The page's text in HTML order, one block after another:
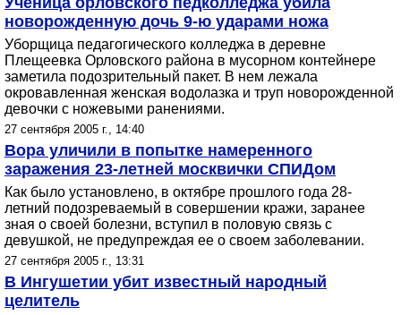
новорожденную дочь 9-ю ударами ножа
Уборщица педагогического колледжа в деревне
Плещеевка Орловского района в мусорном контейнере
заметила подозрительный пакет. В нем лежала
окровавленная женская водолазка и труп новорожденной
девочки с ножевыми ранениями.
27 сентября 2005 г., 14:40
Вора уличили в попытке намеренного
заражения 23-летней москвички СПИДом
Как было установлено, в октябре прошлого года 28-
летний подозреваемый в совершении кражи, заранее
зная о своей болезни, вступил в половую связь с
девушкой, не предупреждая ее о своем заболевании.
27 сентября 2005 г., 13:31
В Ингушетии убит известный народный
целитель